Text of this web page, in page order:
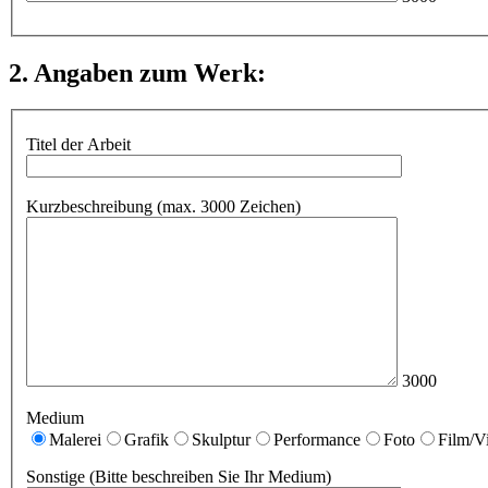
2. Angaben zum Werk:
Titel der Arbeit
Kurzbeschreibung (max. 3000 Zeichen)
3000
Medium
Malerei
Grafik Skulptur Performance Foto Film/
Sonstige (Bitte beschreiben Sie Ihr Medium)